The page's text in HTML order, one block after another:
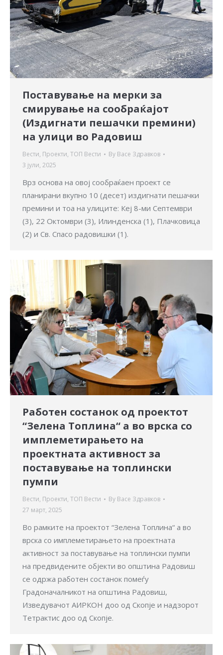
Поставување на мерки за
смирување на сообраќајот
(Издигнати пешачки премини)
на улици во Радовиш
Вести, Проекти, ТОП Вести By Васе Здравков
3 јули, 2025
Врз основа на овој сообраќаен проект се
планирани вкупно 10 (десет) издигнати пешачки
премини и тоа на улиците: Кеј 8-ми Септември
(3), 22 Октомври (3), Илинденска (1), Плачковица
(2) и Св. Спасо радовишки (1).
Работен состанок од проектот
“Зелена Топлина“ а во врска со
имплеметирањето на
проектната активност за
поставување на топлински
пумпи
Вести, Проекти, ТОП Вести By Васе Здравков
27 март, 2025
Во рамките на проектот “Зелена Топлина“ а во
врска со имплеметирањето на проектната
активност за поставување на топлински пумпи
на предвидените објекти во општина Радовиш
се одржа работен состанок помеѓу
Градоначалникот на општина Радовиш,
Изведувачот АИРКОН доо од Скопје и надзорот
Тетрактис доо од Скопје.